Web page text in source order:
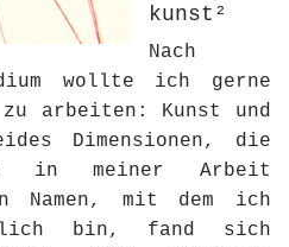
kunst²
Nach
wollte ich gerne
arbeiten: Kunst und
Dimensionen, die
in meiner Arbeit
Namen, mit dem ich
bin, fand sich